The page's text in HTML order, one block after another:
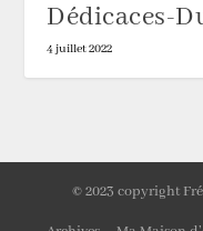
Dédicaces-
4 juillet 2022
© 2023 copyright